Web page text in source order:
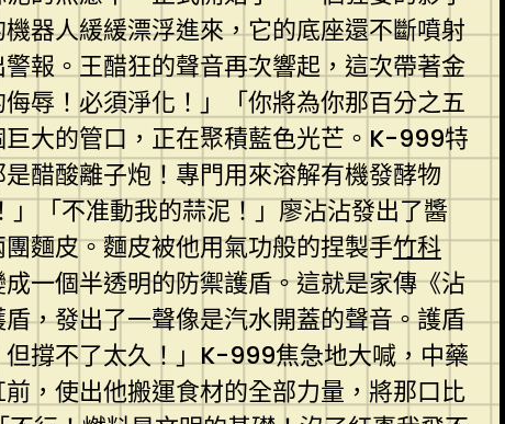
器人緩緩漂浮進來，它的底座還不斷噴射
報。王醋狂的聲音再次響起，這次帶著金
辱！必須淨化！」「你將為你那百分之五
大的管口，正在聚積藍色光芒。K-999特
醋酸離子炮！專門用來溶解有機發酵物
」「不准動我的蒜泥！」廖沾沾發出了醬
麵皮。麵皮被他用氣功般的捏製手竹科
一個半透明的防禦護盾。這就是家傳《沾
，發出了一聲像是汽水開蓋的聲音。護盾
撐不了太久！」K-999焦急地大喊，中藥
，使出他搬運食材的全部力量，將那口比